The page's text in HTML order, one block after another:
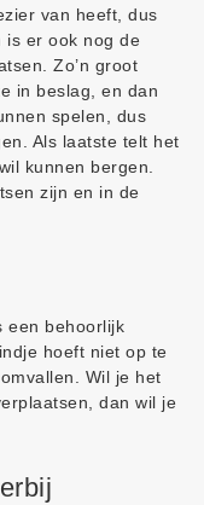
van heeft, dus
is er ook nog de
Zo’n groot
in beslag, en dan
spelen, dus
Als laatste telt het
kunnen bergen.
zijn en in de
een behoorlijk
hoeft niet op te
Wil je het
dan wil je